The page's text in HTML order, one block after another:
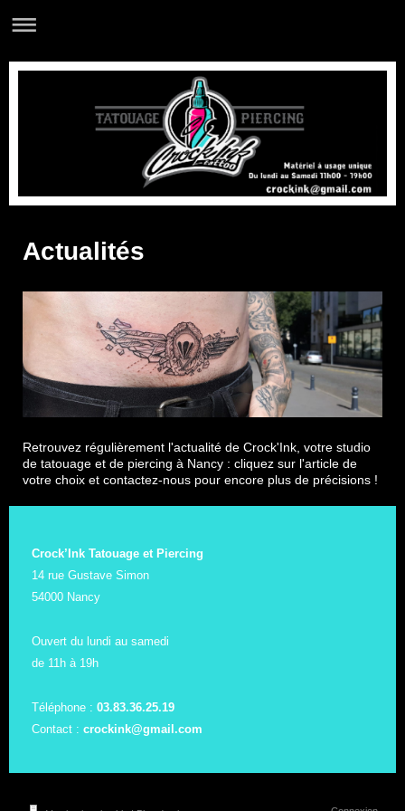
Actualités
Retrouvez régulièrement l'actualité de Crock'Ink, votre studio
de tatouage et de piercing à Nancy : cliquez sur l'article de
votre choix et contactez-nous pour encore plus de précisions !
Crock’Ink Tatouage et Piercing
14 rue Gustave Simon
54000 Nancy
Ouvert du lundi au samedi
de 11h à 19h
Téléphone : 03.83.36.25.19
Contact : crockink@gmail.com